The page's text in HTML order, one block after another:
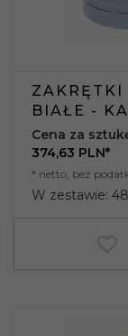
BIAŁE -
374,63 PLN*
* netto, bez
W zestawie:
Cena za